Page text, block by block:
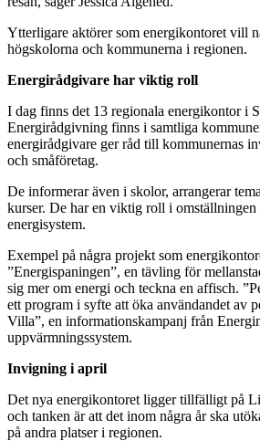
Ytterligare aktörer som energikontoret vill
högskolorna och kommunerna i regionen.
Energirådgivare har viktig roll
I dag finns det 13 regionala energikontor i
Energirådgivning finns i samtliga
energirådgivare ger råd till kommunernas
och småföretag.
De informerar även i skolor, arrangerar
kurser. De har en viktig roll i omställningen
energisystem.
Exempel på några projekt som
”Energispaningen”, en tävling för
sig mer om energi och teckna en affisch.
ett program i syfte att öka användandet av
Villa”, en informationskampanj från
uppvärmningssystem.
Invigning i april
Det nya energikontoret ligger tillfälligt på
och tanken är att det inom några år ska
på andra platser i regionen.